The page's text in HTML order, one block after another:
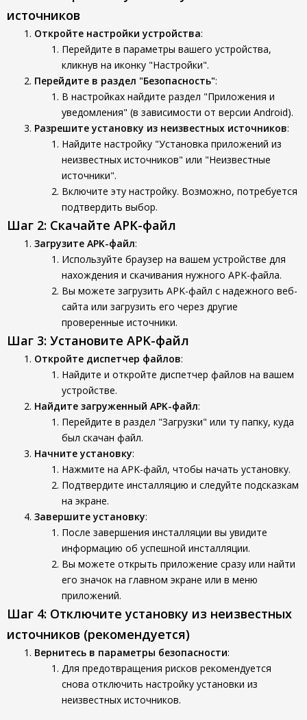
источников
Откройте настройки устройства:
Перейдите в параметры вашего устройства,
кликнув на иконку "Настройки".
Перейдите в раздел "Безопасность":
В настройках найдите раздел "Приложения и
уведомления" (в зависимости от версии Android).
Разрешите установку из неизвестных источников:
Найдите настройку "Установка приложений из
неизвестных источников" или "Неизвестные
источники".
Включите эту настройку. Возможно, потребуется
подтвердить выбор.
Шаг 2: Скачайте APK-файл
Загрузите APK-файл:
Используйте браузер на вашем устройстве для
нахождения и скачивания нужного APK-файла.
Вы можете загрузить APK-файл с надежного веб-
сайта или загрузить его через другие
проверенные источники.
Шаг 3: Установите APK-файл
Откройте диспетчер файлов:
Найдите и откройте диспетчер файлов на вашем
устройстве.
Найдите загруженный APK-файл:
Перейдите в раздел "Загрузки" или ту папку, куда
был скачан файл.
Начните установку:
Нажмите на APK-файл, чтобы начать установку.
Подтвердите инсталляцию и следуйте подсказкам
на экране.
Завершите установку:
После завершения инсталляции вы увидите
информацию об успешной инсталляции.
Вы можете открыть приложение сразу или найти
его значок на главном экране или в меню
приложений.
Шаг 4: Отключите установку из неизвестных
источников (рекомендуется)
Вернитесь в параметры безопасности:
Для предотвращения рисков рекомендуется
снова отключить настройку установки из
неизвестных источников.